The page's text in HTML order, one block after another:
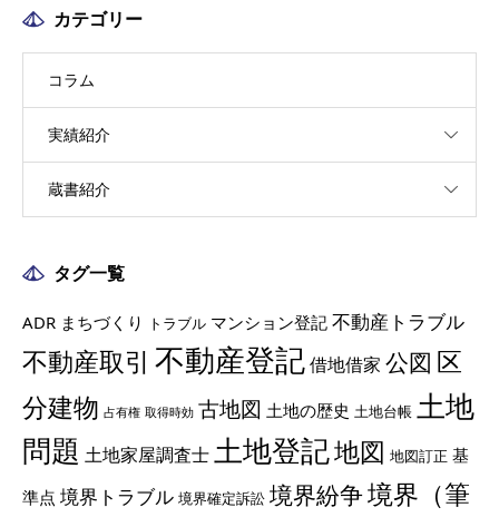
カテゴリー
コラム
実績紹介
蔵書紹介
タグ一覧
ADR まちづくり トラブル マンション登記 不動産トラブル
不動産取引 不動産登記借地借家 公図 区
分建物 占有権 取得時効 古地図 土地の歴史 土地台帳 土地
問題 土地家屋調査士土地登記地図 地図訂正 基
準点 境界トラブル 境界確定訴訟 境界紛争境界（筆